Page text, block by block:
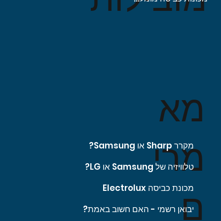
מא
מרי
ם
מקרר Sharp או Samsung?
טלוויזיה של Samsung או LG?
מכונת כביסה Electrolux
יבואן רשמי - האם חשוב באמת?